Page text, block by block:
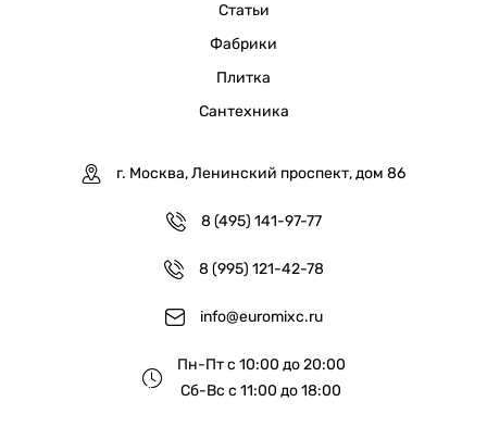
Статьи
Фабрики
Плитка
Сантехника
г. Москва, Ленинский проспект, дом 86
8 (495) 141-97-77
8 (995) 121-42-78
info@euromixc.ru
Пн-Пт с 10:00 до 20:00
Сб-Вс с 11:00 до 18:00